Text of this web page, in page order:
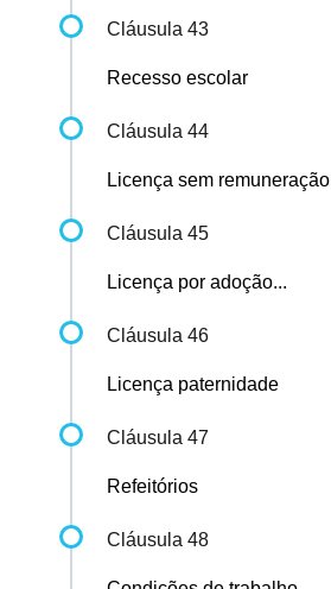
Cláusula 43
Recesso escolar
Cláusula 44
Licença sem remuneração
Cláusula 45
Licença por adoção...
Cláusula 46
Licença paternidade
Cláusula 47
Refeitórios
Cláusula 48